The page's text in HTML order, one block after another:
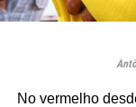
No vermelho